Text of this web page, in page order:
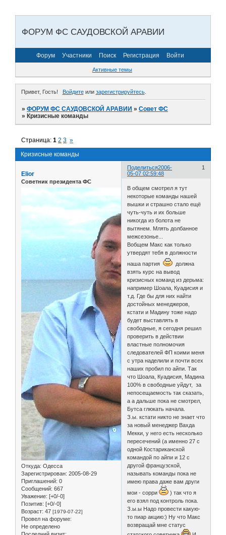
ФОРУМ ФС САУДОВСКОЙ АРАВИИ
Форум Участники Поиск Регистрация Войти
Активные темы
Привет, Гость! Войдитеили зарегистрируйтесь.
»ФОРУМ ФС САУДОВСКОЙ АРАВИИ »Совет ФС
»Кризисные команды
Кризисные команды
Страница:1 2 3 »
Поделиться 1
2006-
05-07 02:59:48
Elior
Советник президента ФС
Откуда: Одесса
Зарегистрирован: 2005-08-29
Приглашений: 0
Сообщений: 667
Уважение: [+0/-0]
Позитив: [+0/-0]
Возраст: 47 [1979-07-22]
Провел на форуме:
Не определено
В общем смотрел я тут
некоторые команды нашей
вышки и страшно стало ещё
чуть-чуть и их больше
никогда из болота не
вытянем. Млять долбанное
межсезонье...
Вобщем Макс как только
утвердят тебя в должности
наша партия
должна
взять курс на вывод
кризисных команд из дерьма:
например Шоала, Куадисия и
т.д. Где бы для них найти
достойных менеджеров,
кстати и Мадину тоже надо
будет выставлять в
свободные, я сегодня решил
проверить в действии
властные полномочия
следователей ФП коими меня
с утра наделили и почти всех
наших пробил по айпи. Так
что Шоала, Куадисия, Мадина
100% в свободные уйдут, за
непосещаемость так сказать,
а а дальше пока не смотрел,
Бутса глюкать начала.
З.ы. кстати никто не знает что
за новый менеджер Вахда
Мекки, у него есть несколько
пересечений (а именно 27 с
одной Костариканской
командой по айпи и 12 с
другой французской,
называть команды пока не
имею права даже вам други
мои - сорри
) так что я
его взял под контроль пока.
З.ы.ы Надо провести какую-
то пиар акцию:) Ну что Макс
возвращай мне статус